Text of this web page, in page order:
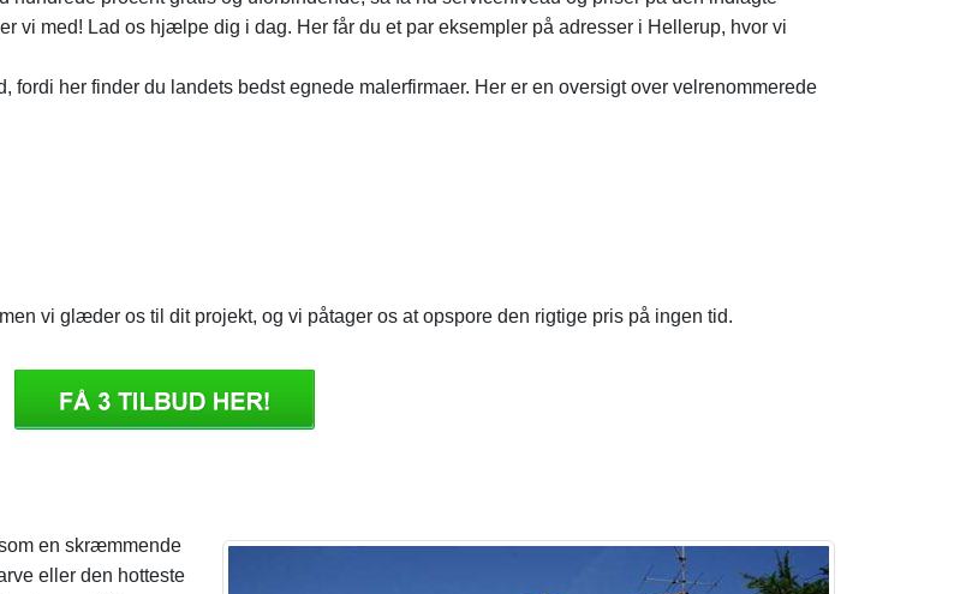
vi med! Lad os hjælpe dig i dag. Her får du et par eksempler på adresser i Hellerup, hvor vi
fordi her finder du landets bedst egnede malerfirmaer. Her er en oversigt over velrenommerede
vi glæder os til dit projekt, og vi påtager os at opspore den rigtige pris på ingen tid.
en skræmmende
eller den hotteste